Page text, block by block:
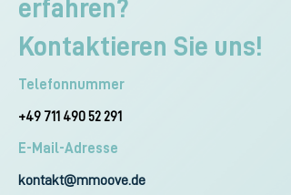
erfahren?
Kontaktieren Sie uns!
Telefonnummer
+49 711 490 52 291
E-Mail-Adresse
kontakt@mmoove.de